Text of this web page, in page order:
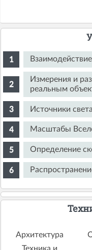
Измерения и
реальным
Источники
Масштабы
Определение
Архитектура